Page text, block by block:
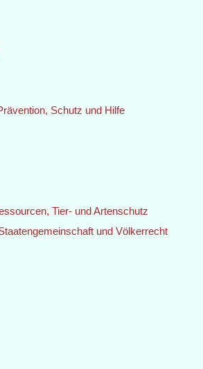
Schutz und Hilfe
Tier- und Artenschutz
und Völkerrecht